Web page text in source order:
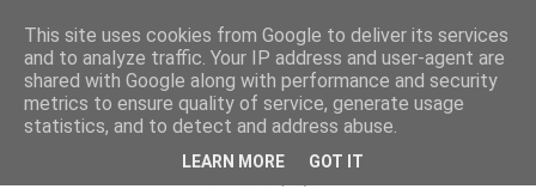
This site uses cookies from Google to deliver its services
and to analyze traffic. Your IP address and user-agent are
shared with Google along with performance and security
metrics to ensure quality of service, generate usage
statistics, and to detect and address abuse.
LEARN MORE GOT IT